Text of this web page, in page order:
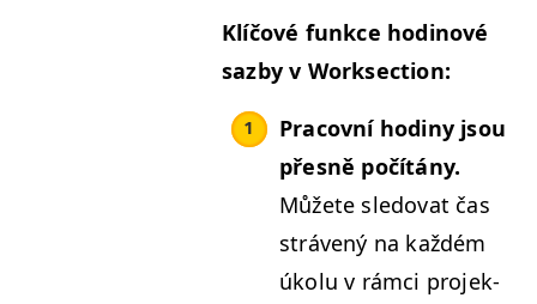
Klíčové funkce hodi­nové
saz­by v Worksection:
Pra­cov­ní hodiny jsou
přes­ně počítány.
Můžete sle­dovat čas
strávený na každém
úkolu v rám­ci pro­jek­